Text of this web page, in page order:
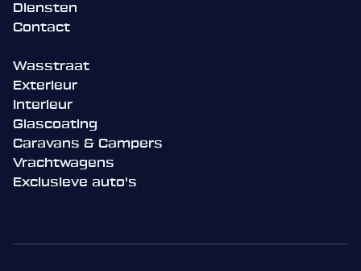
Diensten
Contact
Wasstraat
Exterieur
Interieur
Glascoating
Caravans & Campers
Vrachtwagens
Exclusieve auto's